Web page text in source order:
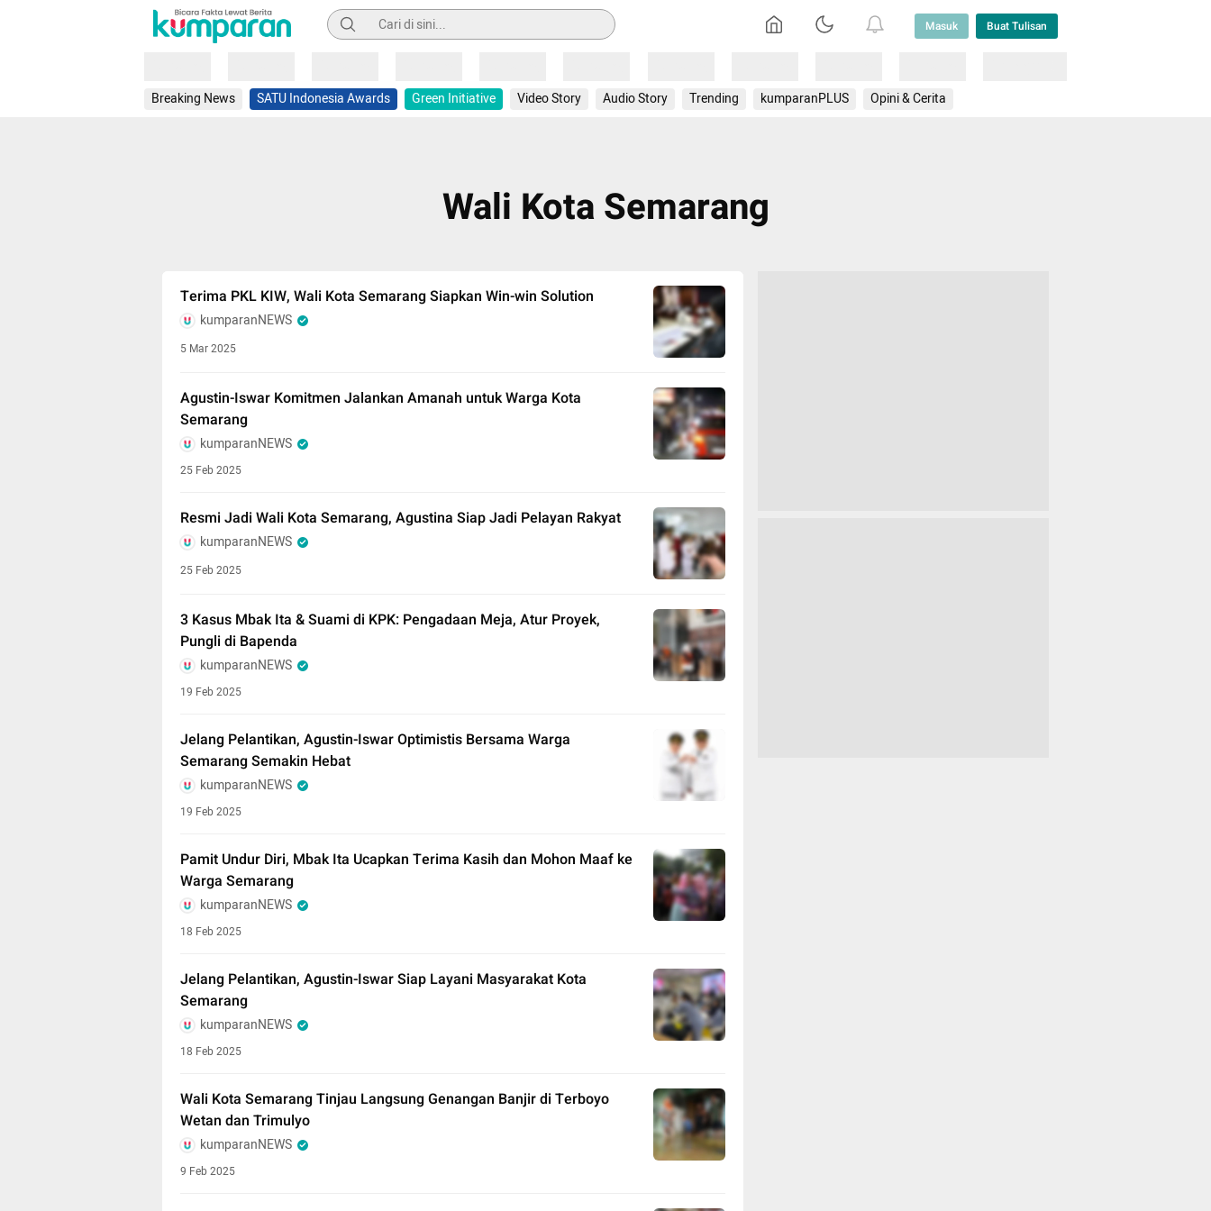
Pencarian Masuk Buat Tulisan
Breaking News SATU Indonesia Awards Green Initiative Video Story Audio Story Trending kumparanPLUS Opini & Cerita
Wali Kota Semarang
Terima PKL KIW, Wali Kota Semarang Siapkan Win-win Solution
kumparanNEWS
5 Mar 2025
Agustin-Iswar Komitmen Jalankan Amanah untuk Warga Kota
Semarang
kumparanNEWS
25 Feb 2025
Resmi Jadi Wali Kota Semarang, Agustina Siap Jadi Pelayan Rakyat
kumparanNEWS
25 Feb 2025
3 Kasus Mbak Ita & Suami di KPK: Pengadaan Meja, Atur Proyek,
Pungli di Bapenda
kumparanNEWS
19 Feb 2025
Jelang Pelantikan, Agustin-Iswar Optimistis Bersama Warga
Semarang Semakin Hebat
kumparanNEWS
19 Feb 2025
Pamit Undur Diri, Mbak Ita Ucapkan Terima Kasih dan Mohon Maaf ke
Warga Semarang
kumparanNEWS
18 Feb 2025
Jelang Pelantikan, Agustin-Iswar Siap Layani Masyarakat Kota
Semarang
kumparanNEWS
18 Feb 2025
Wali Kota Semarang Tinjau Langsung Genangan Banjir di Terboyo
Wetan dan Trimulyo
kumparanNEWS
9 Feb 2025